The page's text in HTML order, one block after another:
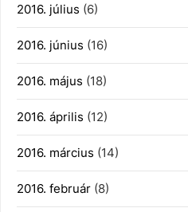
2016. július (6)
2016. június (16)
2016. május (18)
2016. április (12)
2016. március (14)
2016. február (8)